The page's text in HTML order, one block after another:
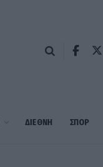
ΔΙΕΘΝΗ ΣΠΟΡ